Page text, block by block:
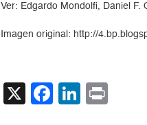
Ver: Edgardo Mondolfi, Daniel F.
Imagen original: http://
X Facebook